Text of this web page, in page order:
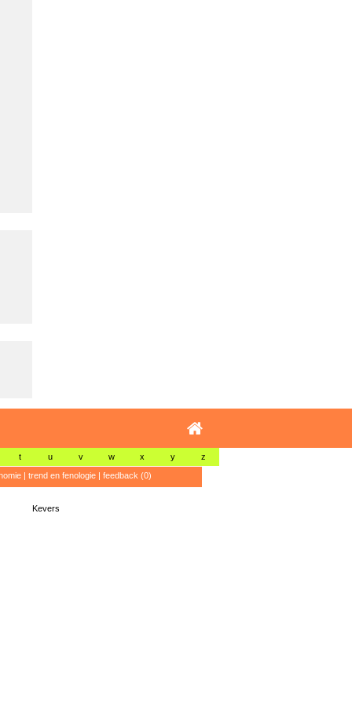
t u v w x y z
| trend en fenologie| feedback (0)
Kevers